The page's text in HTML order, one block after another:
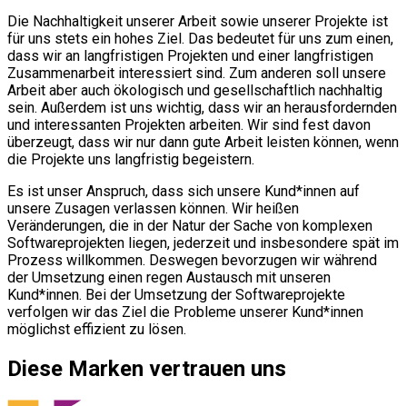
Die Nachhaltigkeit unserer Arbeit sowie unserer Projekte ist
für uns stets ein hohes Ziel. Das bedeutet für uns zum einen,
dass wir an langfristigen Projekten und einer langfristigen
Zusammenarbeit interessiert sind. Zum anderen soll unsere
Arbeit aber auch ökologisch und gesellschaftlich nachhaltig
sein. Außerdem ist uns wichtig, dass wir an herausfordernden
und interessanten Projekten arbeiten. Wir sind fest davon
überzeugt, dass wir nur dann gute Arbeit leisten können, wenn
die Projekte uns langfristig begeistern.
Es ist unser Anspruch, dass sich unsere Kund*innen auf
unsere Zusagen verlassen können. Wir heißen
Veränderungen, die in der Natur der Sache von komplexen
Softwareprojekten liegen, jederzeit und insbesondere spät im
Prozess willkommen. Deswegen bevorzugen wir während
der Umsetzung einen regen Austausch mit unseren
Kund*innen. Bei der Umsetzung der Softwareprojekte
verfolgen wir das Ziel die Probleme unserer Kund*innen
möglichst effizient zu lösen.
Diese Marken vertrauen uns